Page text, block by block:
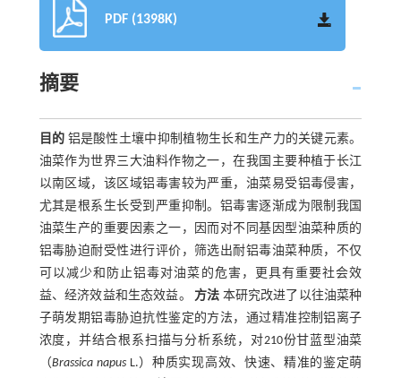
PDF (1398K)
摘要
目的 铝是酸性土壤中抑制植物生长和生产力的关键元素。
油菜作为世界三大油料作物之一，在我国主要种植于长江
以南区域，该区域铝毒害较为严重，油菜易受铝毒侵害，
尤其是根系生长受到严重抑制。铝毒害逐渐成为限制我国
油菜生产的重要因素之一，因而对不同基因型油菜种质的
铝毒胁迫耐受性进行评价，筛选出耐铝毒油菜种质，不仅
可以减少和防止铝毒对油菜的危害，更具有重要社会效
益、经济效益和生态效益。 方法 本研究改进了以往油菜种
子萌发期铝毒胁迫抗性鉴定的方法，通过精准控制铝离子
浓度，并结合根系扫描与分析系统，对210份甘蓝型油菜
（Brassica napus L.）种质实现高效、快速、精准的鉴定萌